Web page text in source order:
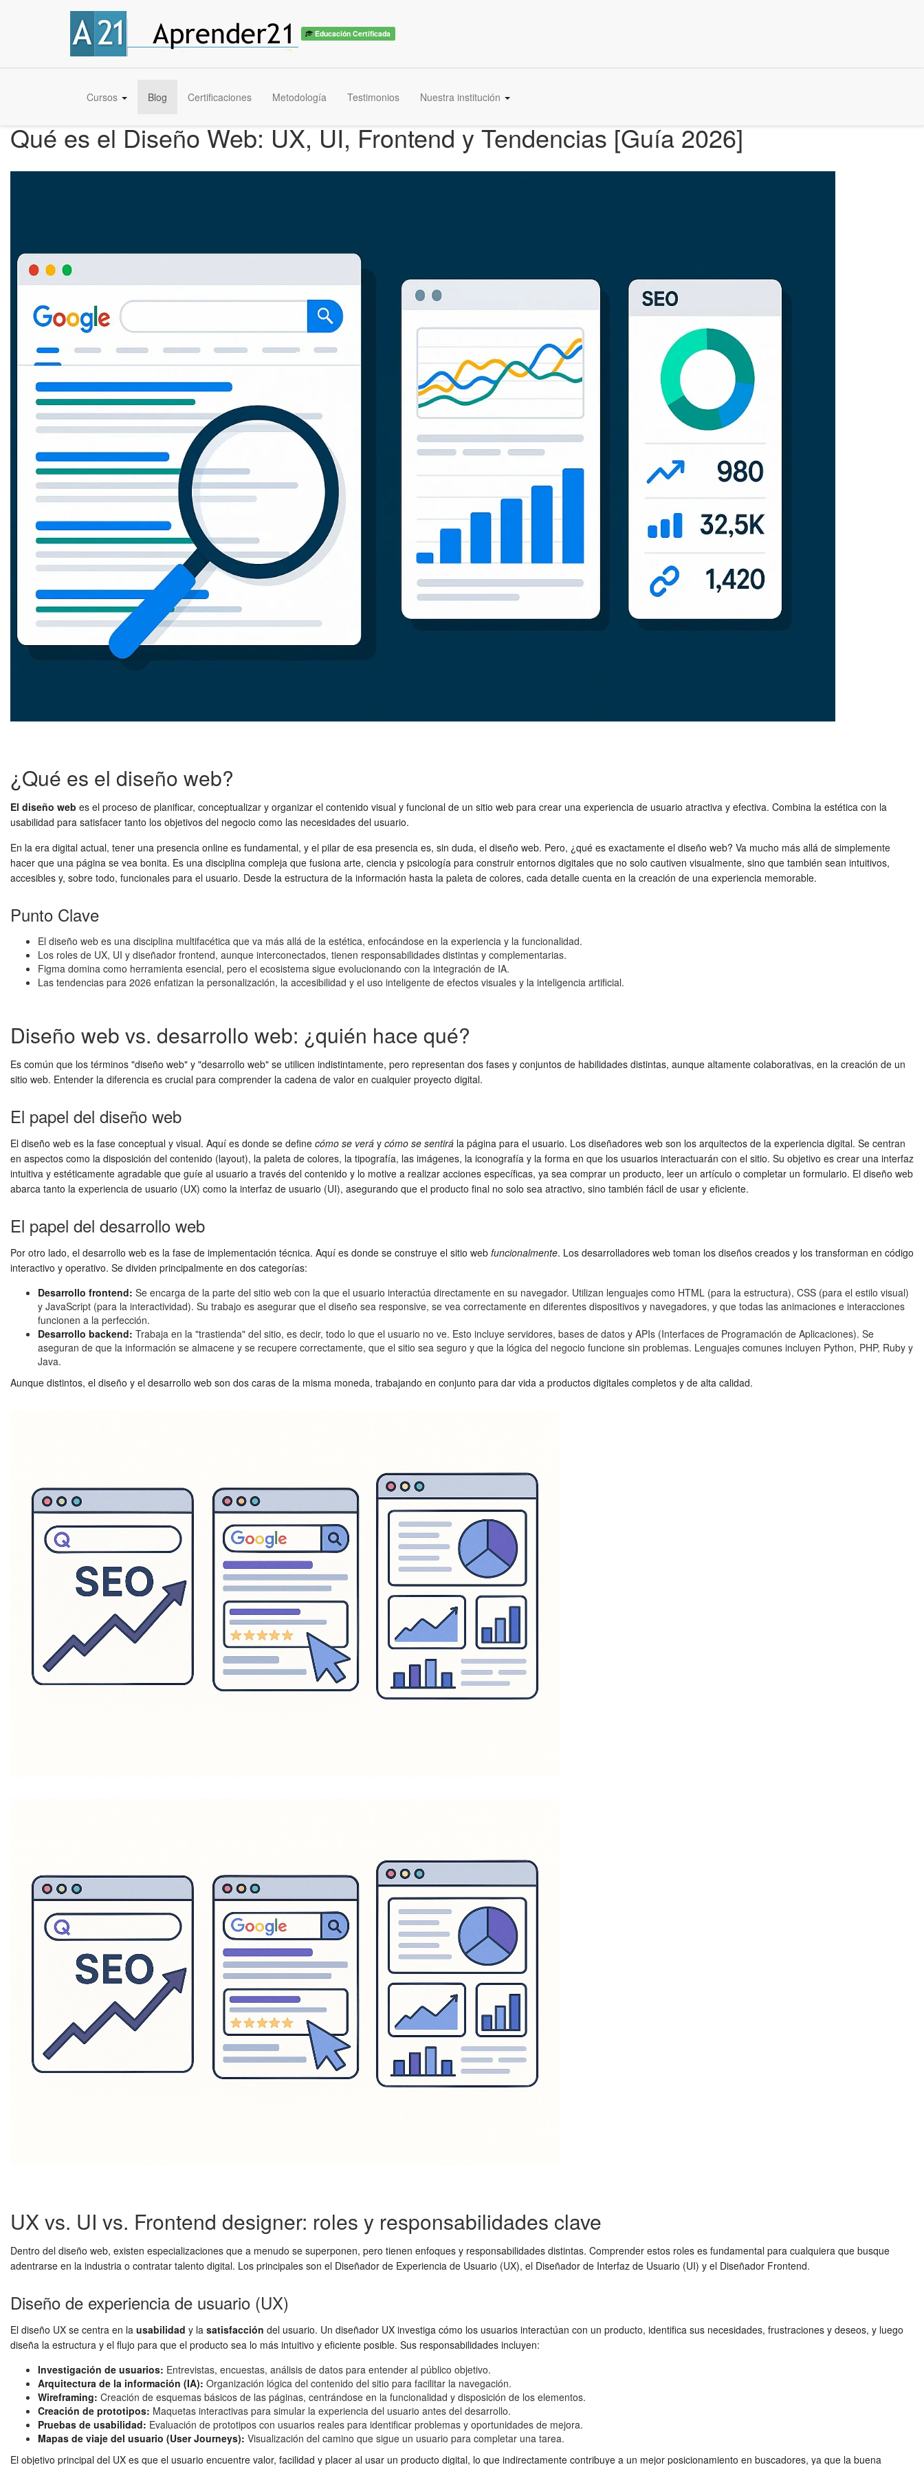
Educación Certificada
Cursos Blog Certificaciones Metodología Testimonios Nuestra institución
Qué es el Diseño Web: UX, UI, Frontend y Tendencias [Guía 2026]
¿Qué es el diseño web?
El diseño web es el proceso de planificar, conceptualizar y organizar el contenido visual y funcional de un sitio web para crear una experiencia de usuario atractiva y efectiva. Combina la estética con la
usabilidad para satisfacer tanto los objetivos del negocio como las necesidades del usuario.
En la era digital actual, tener una presencia online es fundamental, y el pilar de esa presencia es, sin duda, el diseño web. Pero, ¿qué es exactamente el diseño web? Va mucho más allá de simplemente
hacer que una página se vea bonita. Es una disciplina compleja que fusiona arte, ciencia y psicología para construir entornos digitales que no solo cautiven visualmente, sino que también sean intuitivos,
accesibles y, sobre todo, funcionales para el usuario. Desde la estructura de la información hasta la paleta de colores, cada detalle cuenta en la creación de una experiencia memorable.
Punto Clave
El diseño web es una disciplina multifacética que va más allá de la estética, enfocándose en la experiencia y la funcionalidad.
Los roles de UX, UI y diseñador frontend, aunque interconectados, tienen responsabilidades distintas y complementarias.
Figma domina como herramienta esencial, pero el ecosistema sigue evolucionando con la integración de IA.
Las tendencias para 2026 enfatizan la personalización, la accesibilidad y el uso inteligente de efectos visuales y la inteligencia artificial.
Diseño web vs. desarrollo web: ¿quién hace qué?
Es común que los términos "diseño web" y "desarrollo web" se utilicen indistintamente, pero representan dos fases y conjuntos de habilidades distintas, aunque altamente colaborativas, en la creación de un
sitio web. Entender la diferencia es crucial para comprender la cadena de valor en cualquier proyecto digital.
El papel del diseño web
El diseño web es la fase conceptual y visual. Aquí es donde se define cómo se verá y cómo se sentirá la página para el usuario. Los diseñadores web son los arquitectos de la experiencia digital. Se centran
en aspectos como la disposición del contenido (layout), la paleta de colores, la tipografía, las imágenes, la iconografía y la forma en que los usuarios interactuarán con el sitio. Su objetivo es crear una interfaz
intuitiva y estéticamente agradable que guíe al usuario a través del contenido y lo motive a realizar acciones específicas, ya sea comprar un producto, leer un artículo o completar un formulario. El diseño web
abarca tanto la experiencia de usuario (UX) como la interfaz de usuario (UI), asegurando que el producto final no solo sea atractivo, sino también fácil de usar y eficiente.
El papel del desarrollo web
Por otro lado, el desarrollo web es la fase de implementación técnica. Aquí es donde se construye el sitio web funcionalmente. Los desarrolladores web toman los diseños creados y los transforman en código
interactivo y operativo. Se dividen principalmente en dos categorías:
Desarrollo frontend: Se encarga de la parte del sitio web con la que el usuario interactúa directamente en su navegador. Utilizan lenguajes como HTML (para la estructura), CSS (para el estilo visual)
y JavaScript (para la interactividad). Su trabajo es asegurar que el diseño sea responsive, se vea correctamente en diferentes dispositivos y navegadores, y que todas las animaciones e interacciones
funcionen a la perfección.
Desarrollo backend: Trabaja en la "trastienda" del sitio, es decir, todo lo que el usuario no ve. Esto incluye servidores, bases de datos y APIs (Interfaces de Programación de Aplicaciones). Se
aseguran de que la información se almacene y se recupere correctamente, que el sitio sea seguro y que la lógica del negocio funcione sin problemas. Lenguajes comunes incluyen Python, PHP, Ruby y
Java.
Aunque distintos, el diseño y el desarrollo web son dos caras de la misma moneda, trabajando en conjunto para dar vida a productos digitales completos y de alta calidad.
UX vs. UI vs. Frontend designer: roles y responsabilidades clave
Dentro del diseño web, existen especializaciones que a menudo se superponen, pero tienen enfoques y responsabilidades distintas. Comprender estos roles es fundamental para cualquiera que busque
adentrarse en la industria o contratar talento digital. Los principales son el Diseñador de Experiencia de Usuario (UX), el Diseñador de Interfaz de Usuario (UI) y el Diseñador Frontend.
Diseño de experiencia de usuario (UX)
El diseño UX se centra en la usabilidad y la satisfacción del usuario. Un diseñador UX investiga cómo los usuarios interactúan con un producto, identifica sus necesidades, frustraciones y deseos, y luego
diseña la estructura y el flujo para que el producto sea lo más intuitivo y eficiente posible. Sus responsabilidades incluyen:
Investigación de usuarios: Entrevistas, encuestas, análisis de datos para entender al público objetivo.
Arquitectura de la información (IA): Organización lógica del contenido del sitio para facilitar la navegación.
Wireframing: Creación de esquemas básicos de las páginas, centrándose en la funcionalidad y disposición de los elementos.
Creación de prototipos: Maquetas interactivas para simular la experiencia del usuario antes del desarrollo.
Pruebas de usabilidad: Evaluación de prototipos con usuarios reales para identificar problemas y oportunidades de mejora.
Mapas de viaje del usuario (User Journeys): Visualización del camino que sigue un usuario para completar una tarea.
El objetivo principal del UX es que el usuario encuentre valor, facilidad y placer al usar un producto digital, lo que indirectamente contribuye a un mejor posicionamiento en buscadores, ya que la buena